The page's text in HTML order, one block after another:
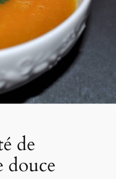
de
douce